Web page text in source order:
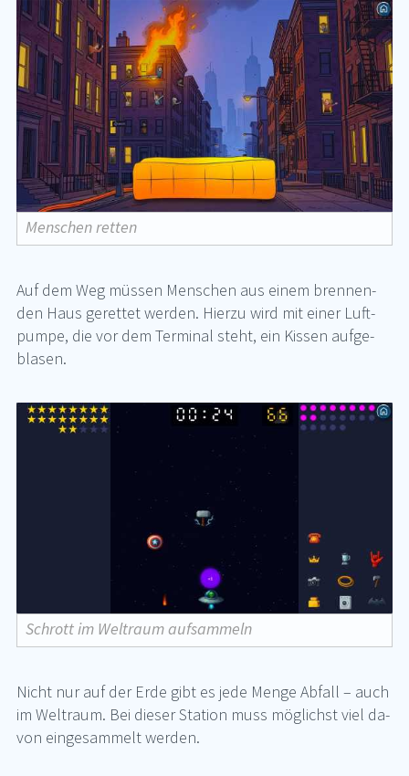
Menschen retten
Auf dem Weg müs­sen Men­schen aus ei­nem bren­nen­
den Haus ge­ret­tet wer­den. Hier­zu wird mit ei­ner Luft­
pum­pe, die vor dem Ter­mi­nal steht, ein Kis­sen auf­ge­
bla­sen.
Schrott im Weltraum aufsammeln
Nicht nur auf der Erde gibt es jede Men­ge Ab­fall – auch
im Welt­raum. Bei die­ser Sta­ti­on muss mög­lichst viel da­
von ein­ge­sam­melt wer­den.